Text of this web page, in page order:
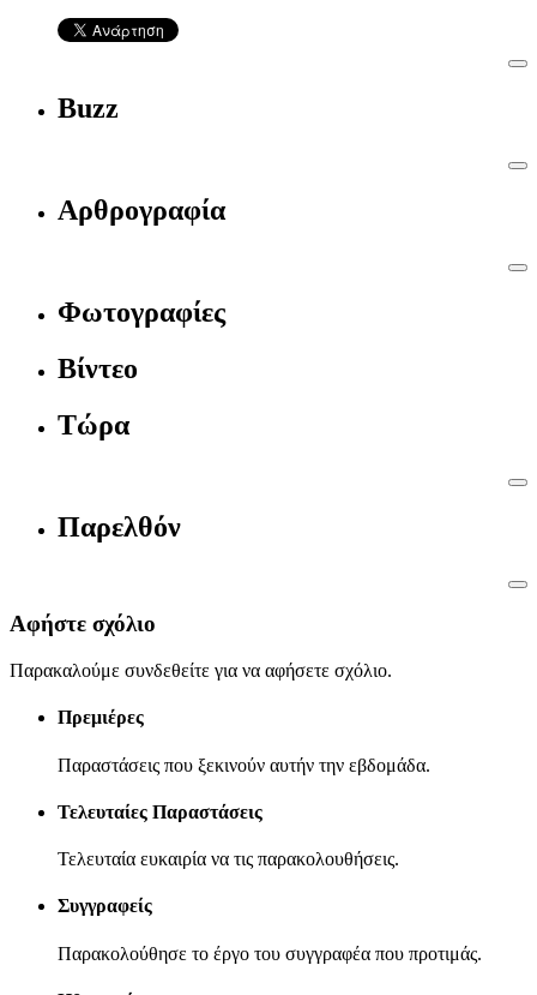
Buzz
Αρθρογραφία
Φωτογραφίες
Βίντεο
Τώρα
Παρελθόν
Αφήστε σχόλιο
Παρακαλούμε συνδεθείτε για να αφήσετε σχόλιο.
Πρεμιέρες
Παραστάσεις που ξεκινούν αυτήν την εβδομάδα.
Τελευταίες Παραστάσεις
Τελευταία ευκαιρία να τις παρακολουθήσεις.
Συγγραφείς
Παρακολούθησε το έργο του συγγραφέα που προτιμάς.